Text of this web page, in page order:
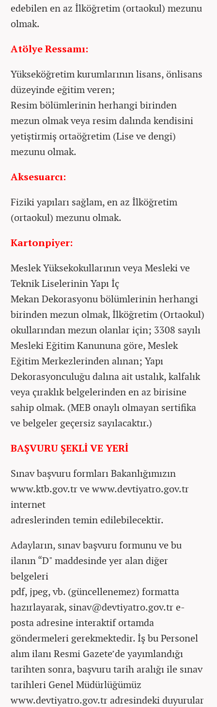
edebilen en az İlköğretim (ortaokul) mezunu
olmak.
Atölye Ressamı:
Yükseköğretim kurumlarının lisans, önlisans
düzeyinde eğitim veren;
Resim bölümlerinin herhangi birinden
mezun olmak veya resim dalında kendisini
yetiştirmiş ortaöğretim (Lise ve dengi)
mezunu olmak.
Aksesuarcı:
Fiziki yapıları sağlam, en az İlköğretim
(ortaokul) mezunu olmak.
Kartonpiyer:
Meslek Yüksekokullarının veya Mesleki ve
Teknik Liselerinin Yapı İç
Mekan Dekorasyonu bölümlerinin herhangi
birinden mezun olmak, İlköğretim (Ortaokul)
okullarından mezun olanlar için; 3308 sayılı
Mesleki Eğitim Kanununa göre, Meslek
Eğitim Merkezlerinden alınan; Yapı
Dekorasyonculuğu dalına ait ustalık, kalfalık
veya çıraklık belgelerinden en az birisine
sahip olmak. (MEB onaylı olmayan sertifika
ve belgeler geçersiz sayılacaktır.)
BAŞVURU ŞEKLİ VE YERİ
Sınav başvuru formları Bakanlığımızın
www.ktb.gov.tr ve www.devtiyatro.gov.tr
internet
adreslerinden temin edilebilecektir.
Adayların, sınav başvuru formunu ve bu
ilanın “D" maddesinde yer alan diğer
belgeleri
pdf, jpeg, vb. (güncellenemez) formatta
hazırlayarak, sinav@devtiyatro.gov.tr e-
posta adresine interaktif ortamda
göndermeleri gerekmektedir. İş bu Personel
alım ilanı Resmi Gazete’de yayımlandığı
tarihten sonra, başvuru tarih aralığı ile sınav
tarihleri Genel Müdürlüğümüz
www.devtiyatro.gov.tr adresindeki duyurular